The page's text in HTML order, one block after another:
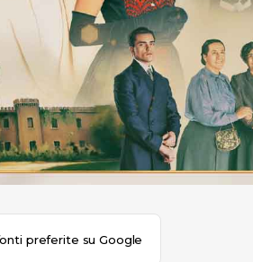
preferite su Google